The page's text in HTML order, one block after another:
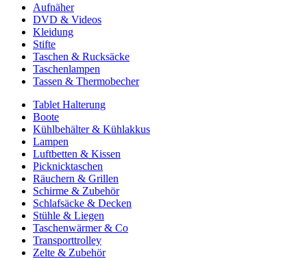
Aufnäher
DVD & Videos
Kleidung
Stifte
Taschen & Rucksäcke
Taschenlampen
Tassen & Thermobecher
Tablet Halterung
Boote
Kühlbehälter & Kühlakkus
Lampen
Luftbetten & Kissen
Picknicktaschen
Räuchern & Grillen
Schirme & Zubehör
Schlafsäcke & Decken
Stühle & Liegen
Taschenwärmer & Co
Transporttrolley
Zelte & Zubehör